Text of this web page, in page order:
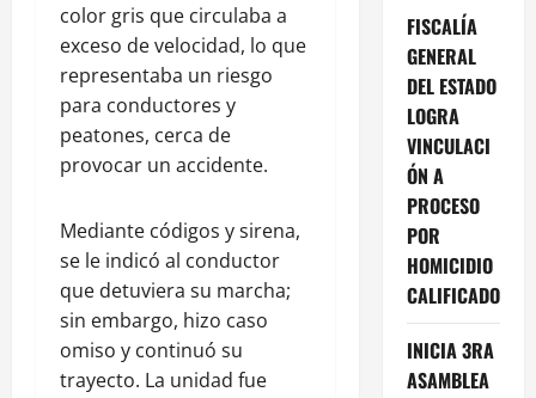
color gris que circulaba a
exceso de velocidad, lo que
representaba un riesgo
para conductores y
peatones, cerca de
provocar un accidente.
Mediante códigos y sirena,
se le indicó al conductor
que detuviera su marcha;
sin embargo, hizo caso
omiso y continuó su
trayecto. La unidad fue
FISCALÍA
GENERAL
DEL ESTADO
LOGRA
VINCULACI
ÓN A
PROCESO
POR
HOMICIDIO
CALIFICADO
INICIA 3RA
ASAMBLEA